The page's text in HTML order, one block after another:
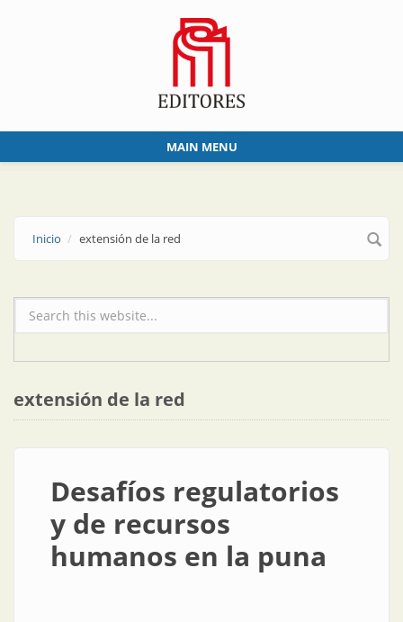
MAIN MENU
Inicio extensión de la red
Formulario de búsqueda
extensión de la red
Desafíos regulatorios
y de recursos
humanos en la puna